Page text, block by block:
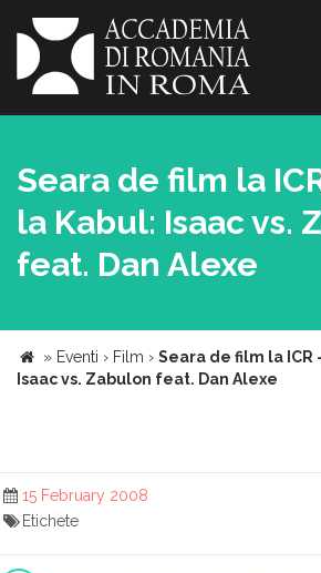
Seara de film la
la Kabul: Isaac vs.
feat. Dan Alexe
» Eventi › Film › Seara de film la ICR
Isaac vs. Zabulon feat. Dan Alexe
15 February 2008
Etichete